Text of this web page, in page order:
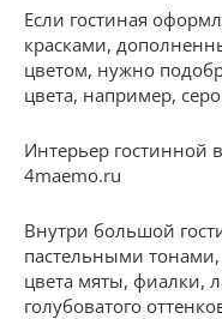
Если гостиная
красками,
цветом, нужно
цвета, например,
Интерьер гостинной
4maemo.ru
Внутри большой
пастельными
цвета мяты, фиалки,
голубоватого